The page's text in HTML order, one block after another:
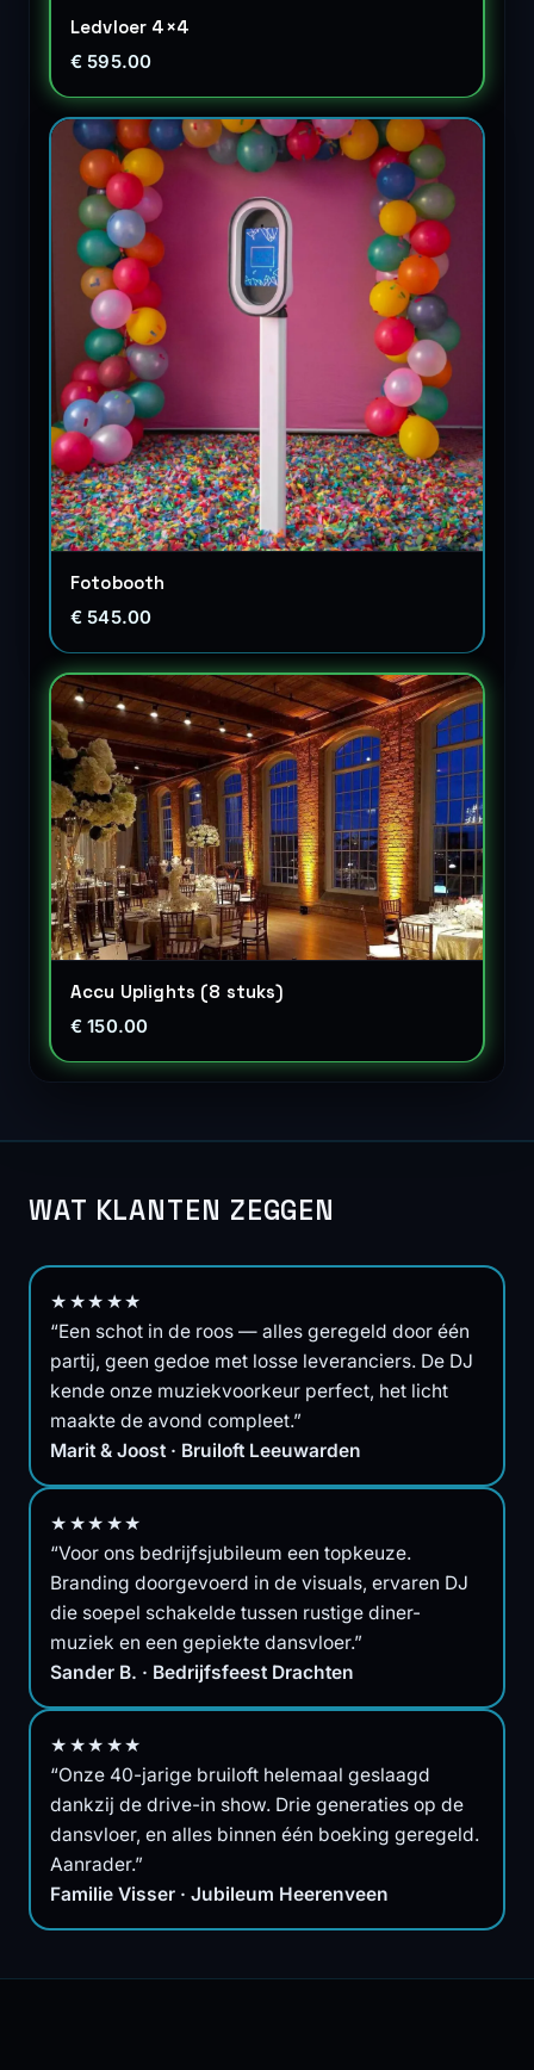
Ledvloer 4×4
€ 595.00
Fotobooth
€ 545.00
Accu Uplights (8 stuks)
€ 150.00
WAT KLANTEN ZEGGEN
★★★★★
“Een schot in de roos — alles geregeld door één
partij, geen gedoe met losse leveranciers. De DJ
kende onze muziekvoorkeur perfect, het licht
maakte de avond compleet.”
Marit & Joost · Bruiloft Leeuwarden
★★★★★
“Voor ons bedrijfsjubileum een topkeuze.
Branding doorgevoerd in de visuals, ervaren DJ
die soepel schakelde tussen rustige diner-
muziek en een gepiekte dansvloer.”
Sander B. · Bedrijfsfeest Drachten
★★★★★
“Onze 40-jarige bruiloft helemaal geslaagd
dankzij de drive-in show. Drie generaties op de
dansvloer, en alles binnen één boeking geregeld.
Aanrader.”
Familie Visser · Jubileum Heerenveen